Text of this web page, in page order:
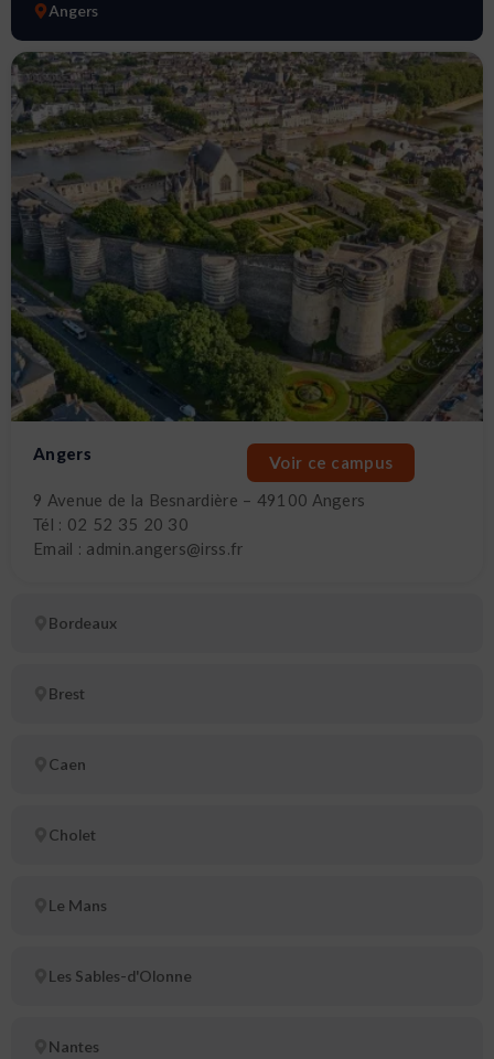
Angers
Bordeaux
Brest
Caen
Cholet
Le Mans
Les Sables-d'Olonne
Nantes
Angers
Voir ce campus
9 Avenue de la Besnardière – 49100 Angers
Tél : 02 52 35 20 30
Email : admin.angers@irss.fr